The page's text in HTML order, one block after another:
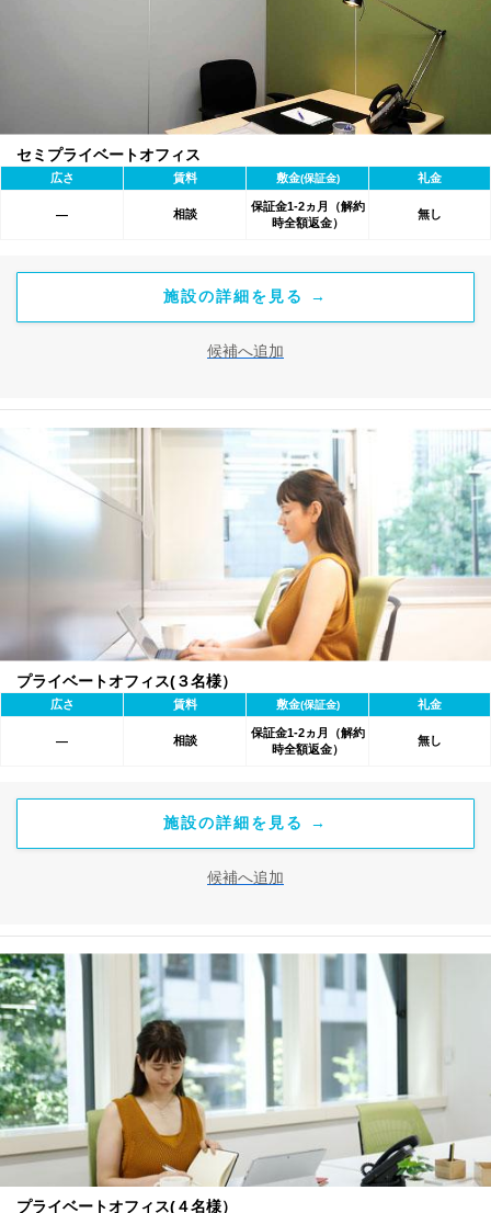
セミプライベートオフィス
広さ 賃料 敷金(保証金) 礼金
― 相談
保証金1-2ヵ月（解約
時全額返金）
無し
施設の詳細を見る →
候補へ追加
プライベートオフィス(３名様）
広さ 賃料 敷金(保証金) 礼金
― 相談
保証金1-2ヵ月（解約
時全額返金）
無し
施設の詳細を見る →
候補へ追加
プライベートオフィス(４名様）